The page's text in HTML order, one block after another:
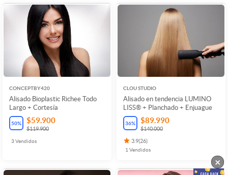
CONCEPTBY420
Alisado Bioplastic Richee Todo
Largo + Cortesía
50% $59.900
$119.900
3Vendidos
CLOU STUDIO
Alisado en tendencia LUMINO
LISS® + Planchado + Enjuague
36% $89.990
$140.000
3.9(26)
1 Vendidos
×